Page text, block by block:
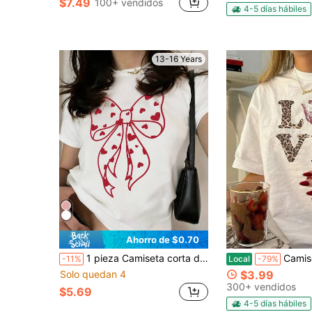
$7.49 100+ vendidos
4-5 días hábiles
13-16 Years
Ahorro de $0.70
-11% 1 pieza Camiseta corta de adolescente con lazo en forma de corazón, linda y genial, con decoración de corazón rojo, de tela suave y cómoda, adecuada para actividades de niñas
Solo quedan 4
$5.69
Local -79% Camiseta de algodón de
$3.99
300+ vendidos
4-5 días hábiles